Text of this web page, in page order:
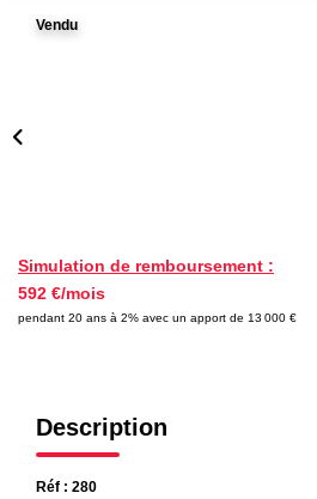
Avis Clients
Vendu
Simulation de remboursement :
592 €/mois
pendant 20 ans à 2% avec un apport de 13 000 €
Description
Réf : 280